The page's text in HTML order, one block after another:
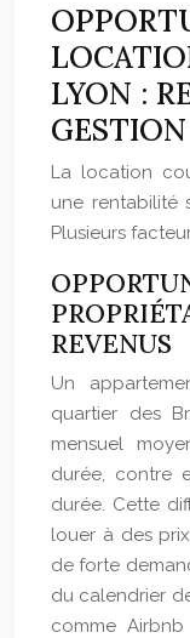
LYON :
GESTION
La location
une rentabilité
Plusieurs
REVENUS
Un
quartier des
mensuel
durée, contre
durée. Cette
louer à des
de forte
du calendrier
comme